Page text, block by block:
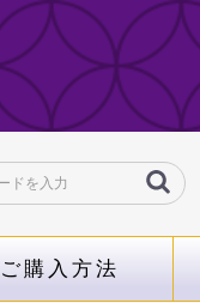
ご購入方法